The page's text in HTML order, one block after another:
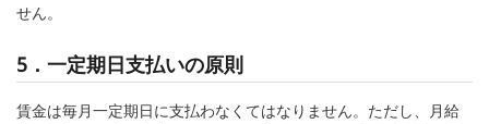
せん。
5．一定期日支払いの原則
賃金は毎月一定期日に支払わなくてはなりません。ただし、月給